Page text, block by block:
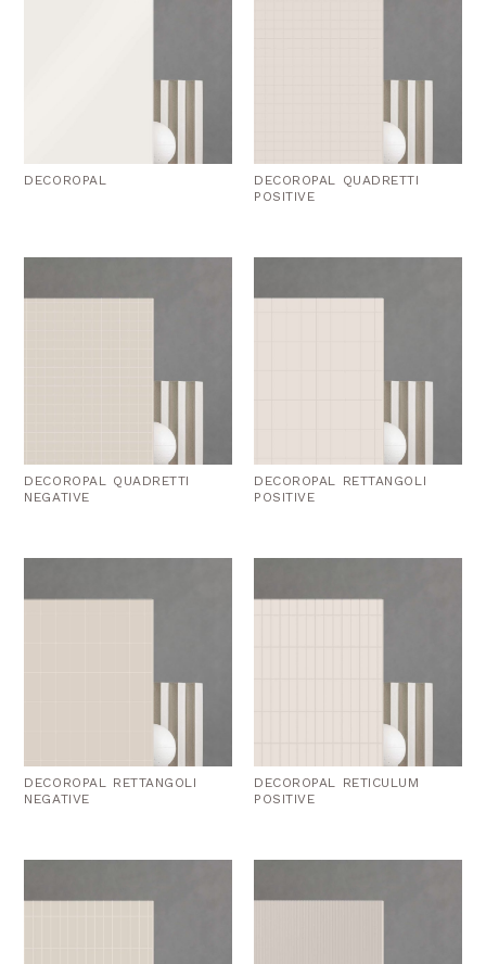
DECOROPAL
DECOROPAL QUADRETTI
POSITIVE
DECOROPAL QUADRETTI
NEGATIVE
DECOROPAL RETTANGOLI
POSITIVE
DECOROPAL RETTANGOLI
NEGATIVE
DECOROPAL RETICULUM
POSITIVE